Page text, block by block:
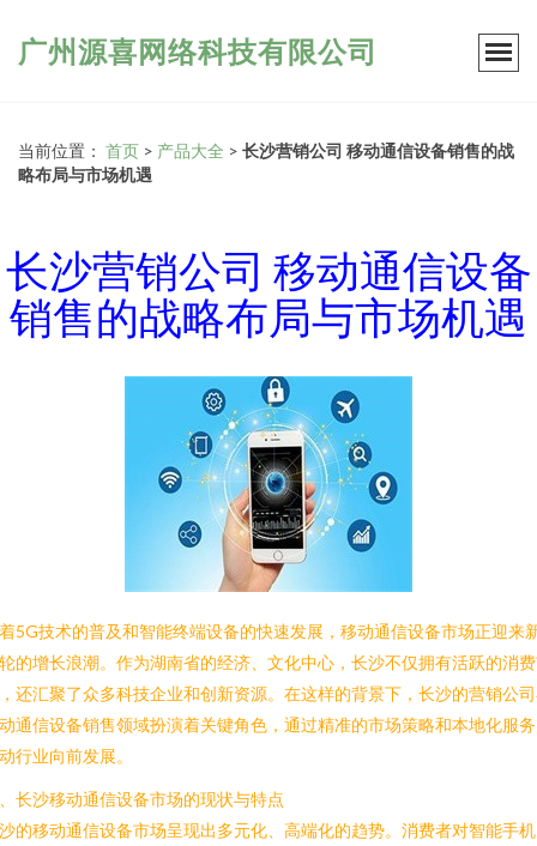
广州源喜网络科技有限公司
当前位置： 首页 > 产品大全 > 长沙营销公司 移动通信设备销售的战
略布局与市场机遇
长沙营销公司 移动通信设备
销售的战略布局与市场机遇
5G技术的普及和智能终端设备的快速发展，移动通信设备市场正迎来
的增长浪潮。作为湖南省的经济、文化中心，长沙不仅拥有活跃的消
还汇聚了众多科技企业和创新资源。在这样的背景下，长沙的营销公
通信设备销售领域扮演着关键角色，通过精准的市场策略和本地化服
行业向前发展。
长沙移动通信设备市场的现状与特点
的移动通信设备市场呈现出多元化、高端化的趋势。消费者对智能手